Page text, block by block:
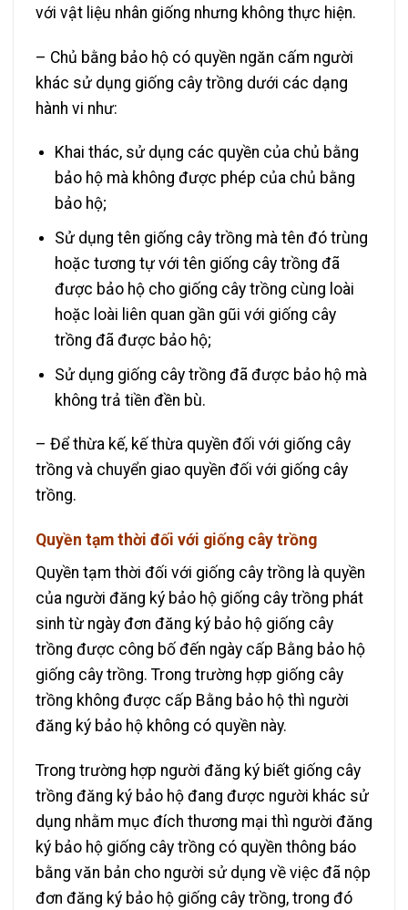
với vật liệu nhân giống nhưng không thực hiện.
– Chủ bằng bảo hộ có quyền ngăn cấm người
khác sử dụng giống cây trồng dưới các dạng
hành vi như:
Khai thác, sử dụng các quyền của chủ bằng
bảo hộ mà không được phép của chủ bằng
bảo hộ;
Sử dụng tên giống cây trồng mà tên đó trùng
hoặc tương tự với tên giống cây trồng đã
được bảo hộ cho giống cây trồng cùng loài
hoặc loài liên quan gần gũi với giống cây
trồng đã được bảo hộ;
Sử dụng giống cây trồng đã được bảo hộ mà
không trả tiền đền bù.
– Để thừa kế, kế thừa quyền đối với giống cây
trồng và chuyển giao quyền đối với giống cây
trồng.
Quyền tạm thời đối với giống cây trồng
Quyền tạm thời đối với giống cây trồng là quyền
của người đăng ký bảo hộ giống cây trồng phát
sinh từ ngày đơn đăng ký bảo hộ giống cây
trồng được công bố đến ngày cấp Bằng bảo hộ
giống cây trồng. Trong trường hợp giống cây
trồng không được cấp Bằng bảo hộ thì người
đăng ký bảo hộ không có quyền này.
Trong trường hợp người đăng ký biết giống cây
trồng đăng ký bảo hộ đang được người khác sử
dụng nhằm mục đích thương mại thì người đăng
ký bảo hộ giống cây trồng có quyền thông báo
bằng văn bản cho người sử dụng về việc đã nộp
đơn đăng ký bảo hộ giống cây trồng, trong đó